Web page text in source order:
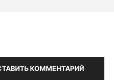
КОММЕНТАРИЙ